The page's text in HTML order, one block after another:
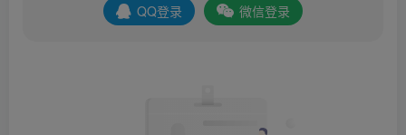
QQ登录 微信登录